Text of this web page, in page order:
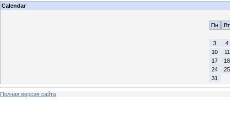
Calendar
Пн
Вт
3
4
10
11
17
18
24
25
31
Полная версия сайта